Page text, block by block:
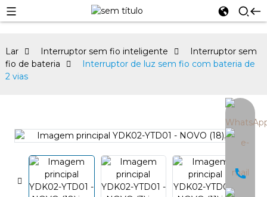
Lar Interruptor sem fio inteligente
Interruptor sem
fio de bateria
Interruptor de luz sem fio com bateria de
2 vias